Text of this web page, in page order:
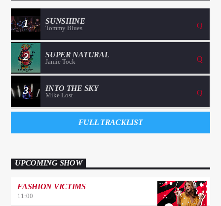
1 SUNSHINE
Tommy Blues
2 SUPER NATURAL
Jamie Tock
3 INTO THE SKY
Mike Lost
FULL TRACKLIST
UPCOMING SHOW
FASHION VICTIMS
11:00